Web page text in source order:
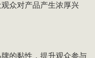
众对产品产生浓厚兴
的黏性，提升观众参与